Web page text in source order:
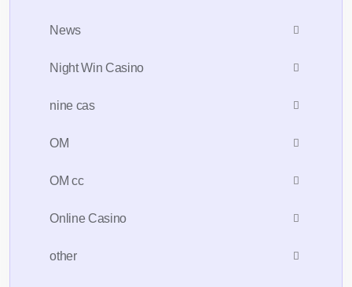
News
Night Win Casino
nine cas
OM
OM cc
Online Casino
other